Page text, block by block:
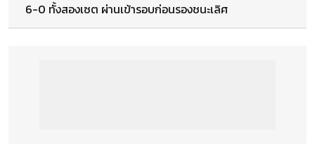
6-0 ทั้งสองเซต ผ่านเข้ารอบก่อนรองชนะเลิศ